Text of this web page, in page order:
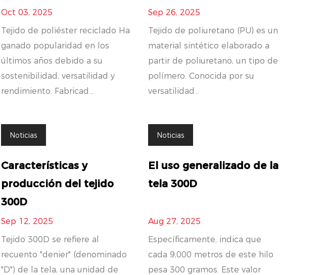
Oct 03, 2025
Tejido de poliéster reciclado Ha
ganado popularidad en los
últimos años debido a su
sostenibilidad, versatilidad y
rendimiento. Fabricad...
Sep 26, 2025
Tejido de poliuretano (PU) es un
material sintético elaborado a
partir de poliuretano, un tipo de
polímero. Conocida por su
versatilidad...
Noticias
Características y
producción del tejido
300D
Sep 12, 2025
Tejido 300D se refiere al
recuento "denier" (denominado
"D") de la tela, una unidad de
Noticias
El uso generalizado de la
tela 300D
Aug 27, 2025
Específicamente, indica que
cada 9,000 metros de este hilo
pesa 300 gramos. Este valor